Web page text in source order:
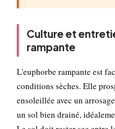
Culture et
rampante
L'euphorbe rampante est
conditions sèches. Elle
ensoleillée avec un
un sol bien drainé,